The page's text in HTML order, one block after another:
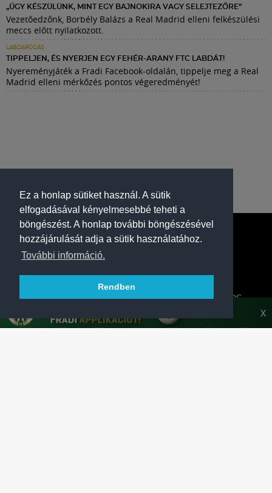
Ez a honlap sütiket használ. A sütik
elfogadásával kényelmesebbé teheti a
böngészést. A honlap további böngészésével
hozzájárulását adja a sütik használatához.
További információ.
Rendben
„ÚGY KÉSZÜLÜNK, MINT EGY BAJNOKIRA VAGY SELEJTEZŐRE”
Vezetőedzőnk, Borbély Balázs a Real Madrid elleni felkészülési
meccs előtt nyilatkozott.
LABDARÚGÁS
TIPPELJEN, ÉS NYERJEN EGY FEHÉR-ARANY FTC LABDÁT!
Nyereményjáték a Fradi Facebook-oldalán, tippelje meg a Real
Madrid elleni mérkőzés pontos végeredményét!
A FERENCVÁROSI TORNA CLUB HIVATALOS
X